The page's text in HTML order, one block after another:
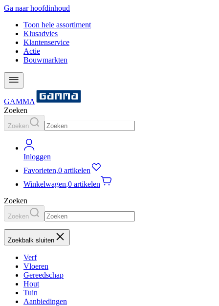
Ga naar hoofdinhoud
Toon hele assortiment
Klusadvies
Klantenservice
Actie
Bouwmarkten
GAMMA
Zoeken
Zoeken
Inloggen
Favorieten,0 artikelen
Winkelwagen,0 artikelen
Zoeken
Zoeken
Zoekbalk sluiten
Verf
Vloeren
Gereedschap
Hout
Tuin
Aanbiedingen